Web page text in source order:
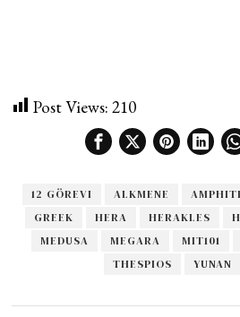
Post Views: 210
12 GÖREVI ALKMENE
GREEK
HERA HERAKLES
MEDUSA
MEGARA MIT101
THESPIOS
YUNAN